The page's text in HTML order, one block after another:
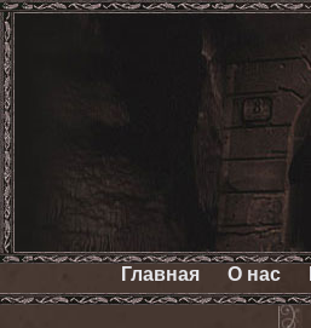
Главная О нас